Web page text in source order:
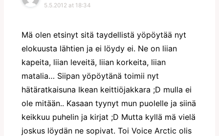
5.5.2012 at 18:34
Mä olen etsinyt sitä taydellistä yöpöytää nyt
elokuusta lähtien ja ei löydy ei. Ne on liian
kapeita, liian leveitä, liian korkeita, liian
matalia… Siipan yöpöytänä toimii nyt
hätäratkaisuna Ikean keittiöjakkara ;D mulla ei
ole mitään.. Kasaan tyynyt mun puolelle ja siinä
keikkuu puhelin ja kirjat ;D Mutta kyllä mä vielä
joskus löydän ne sopivat. Toi Voice Arctic olis